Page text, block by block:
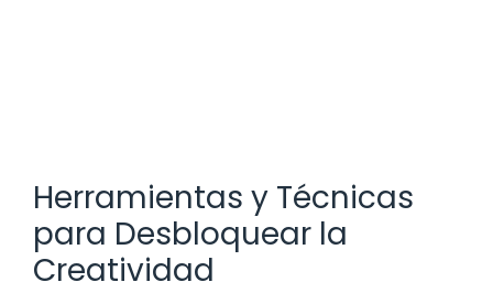
Herramientas y Técnicas
para Desbloquear la
Creatividad